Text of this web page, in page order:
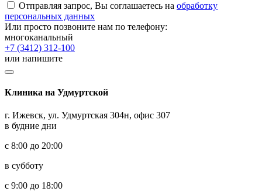
Отправляя запрос, Вы соглашаетесь на обработку
персональных данных
Или просто позвоните нам по телефону:
многоканальный
+7 (3412) 312-100
или напишите
Клиника на Удмуртской
г. Ижевск, ул. Удмуртская 304н, офис 307
в будние дни
с 8:00 до 20:00
в субботу
с 9:00 до 18:00